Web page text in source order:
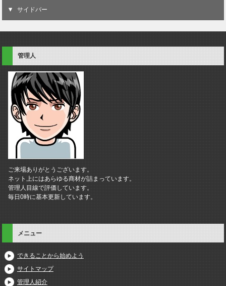
サイドバー
管理人
ご来場ありがとうございます。
ネット上にはあらゆる商材が詰まっています。
管理人目線で評価しています。
毎日0時に基本更新しています。
メニュー
できることから始めよう
サイトマップ
管理人紹介